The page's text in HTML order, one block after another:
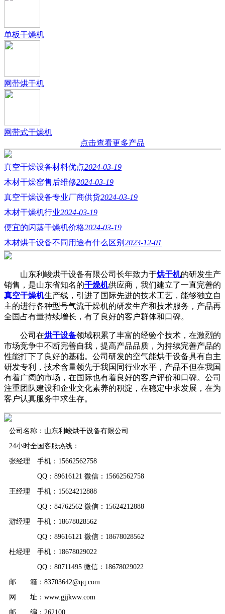
单板干燥机
网带烘干机
网带式干燥机
点击查看更多产品
真空干燥设备材料优点2024-03-19
木材干燥窑售后维修2024-03-19
真空干燥设备专业厂商供货2024-03-19
木材干燥机行业2024-03-19
便宜的闪蒸干燥机价格2024-03-19
木材烘干设备不同用途有什么区别 2023-12-01
山东利峻烘干设备有限公司长年致力于烘干机的研发生产
销售，是山东省知名的干燥机供应商，我们建立了一直完善的
真空干燥机生产线，引进了国际先进的技术工艺，能够独立自
主的进行各种型号气流干燥机的研发生产和技术服务，产品再
全国占有量持续增长，有了良好的客户群体和口碑。
公司在烘干设备领域积累了丰富的经验个技术，在激烈的
市场竞争中不断完善自我，提高产品品质，为持续完善产品的
性能打下了良好的基础。公司研发的空气能烘干设备具有自主
研发专利，技术含量领先于我国同行业水平，产品不但在我国
有着广阔的市场，在国际也有着良好的客户评价和口碑。公司
注重团队建设和企业文化素养的积淀，在稳定中求发展，在为
客户认真服务中求生存。
公司名称：山东利峻烘干设备有限公司
24小时全国客服热线：
张经理 手机：15662562758
QQ：89616121 微信：15662562758
王经理 手机：15624212888
QQ：84762562 微信：15624212888
游经理 手机：18678028562
QQ：89616121 微信：18678028562
杜经理 手机：18678029022
QQ：80711495 微信：18678029022
邮 箱：83703642@qq.com
网 址：www.gjjkww.com
邮 编：262100